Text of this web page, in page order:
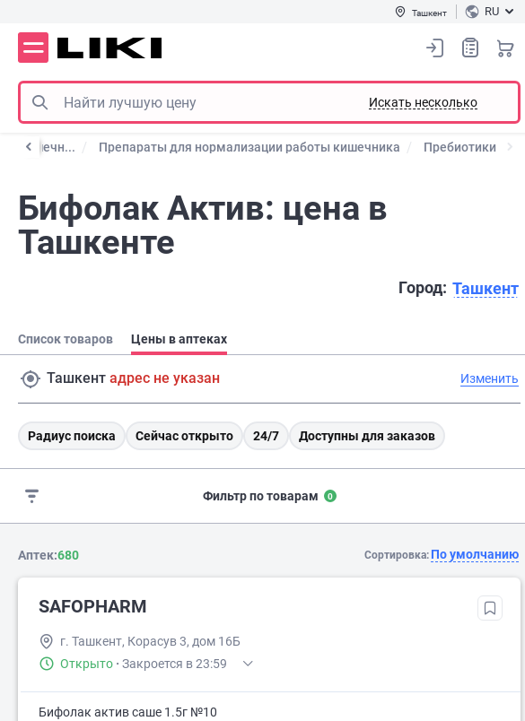
Ташкент RU
Искать несколько
кишечн... Препараты для нормализации работы кишечника Пребиотики
Бифолак Актив: цена в
Ташкенте
Город: Ташкент
Список товаров Цены в аптеках
Ташкент адрес не указан Изменить
Радиус поиска Сейчас открыто 24/7 Доступны для заказов
Фильтр по товарам 0
Аптек:680 Сортировка: По умолчанию
SAFOPHARM
г. Ташкент, Корасув 3, дом 16Б
Открыто · Закроется в 23:59
Бифолак актив саше 1.5г №10